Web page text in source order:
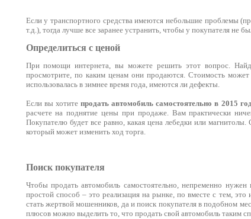
Если у транспортного средства имеются небольшие проблемы
т.д.), тогда лучше все заранее устранить, чтобы у покупателя не
Определиться с ценой
При помощи интернета, вы можете решить этот вопрос.
просмотрите, по каким ценам они продаются. Стоимость
использовалась в зимнее время года, имеются ли дефекты.
Если вы хотите продать автомобиль самостоятельно в 2015
расчете на поднятие цены при продаже. Вам практически
Покупателю будет все равно, какая цена лебедки или
который может изменить ход торга.
Поиск покупателя
Чтобы продать автомобиль самостоятельно, непременно
простой способ – это реализация на рынке, по вместе с тем,
стать жертвой мошенников, да и поиск покупателя в подобном
плюсов можно выделить то, что продать свой автомобиль таким